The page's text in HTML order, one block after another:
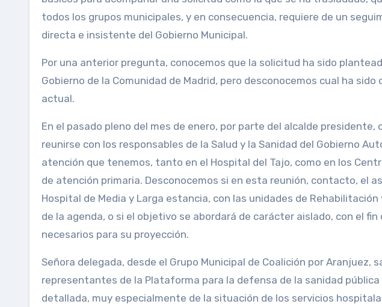
todos los grupos municipales, y en consecuencia, requiere de un
directa e insistente del Gobierno Municipal.
Por una anterior pregunta, conocemos que la solicitud ha sido
Gobierno de la Comunidad de Madrid, pero desconocemos cual ha
actual.
En el pasado pleno del mes de enero, por parte del alcalde
reunirse con los responsables de la Salud y la Sanidad del Gobierno
atención que tenemos, tanto en el Hospital del Tajo, como en los
de atención primaria. Desconocemos si en esta reunión, contacto, el
Hospital de Media y Larga estancia, con las unidades de
de la agenda, o si el objetivo se abordará de carácter aislado, con el
necesarios para su proyección.
Señora delegada, desde el Grupo Municipal de Coalición por Aranjuez,
representantes de la Plataforma para la defensa de la sanidad
detallada, muy especialmente de la situación de los servicios